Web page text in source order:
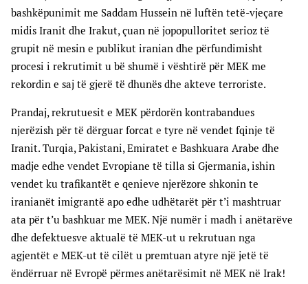
bashkëpunimit me Saddam Hussein në luftën tetë-vjeçare
midis Iranit dhe Irakut, çuan në jopopulloritet serioz të
grupit në mesin e publikut iranian dhe përfundimisht
procesi i rekrutimit u bë shumë i vështirë për MEK me
rekordin e saj të gjerë të dhunës dhe akteve terroriste.
Prandaj, rekrutuesit e MEK përdorën kontrabandues
njerëzish për të dërguar forcat e tyre në vendet fqinje të
Iranit. Turqia, Pakistani, Emiratet e Bashkuara Arabe dhe
madje edhe vendet Evropiane të tilla si Gjermania, ishin
vendet ku trafikantët e qenieve njerëzore shkonin te
iranianët imigrantë apo edhe udhëtarët për t’i mashtruar
ata për t’u bashkuar me MEK. Një numër i madh i anëtarëve
dhe defektuesve aktualë të MEK-ut u rekrutuan nga
agjentët e MEK-ut të cilët u premtuan atyre një jetë të
ëndërruar në Evropë përmes anëtarësimit në MEK në Irak!